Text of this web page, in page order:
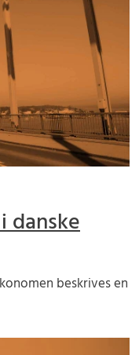
danske
beskrives en